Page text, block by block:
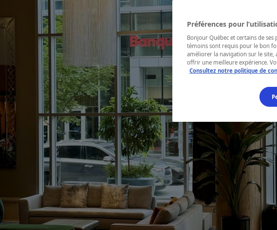
Préférences pour
Bonjour Québec et certains de
témoins sont requis pour le bon
améliorer la navigation sur le
offrir une meilleure expérience.
Consultez notre politique de